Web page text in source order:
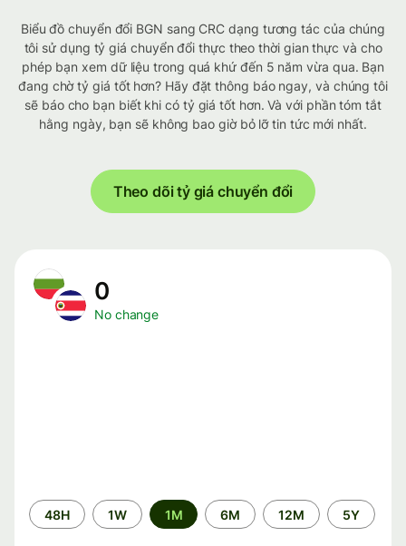
Biểu đồ chuyển đổi BGN sang CRC dạng tương tác của chúng
tôi sử dụng tỷ giá chuyển đổi thực theo thời gian thực và cho
phép bạn xem dữ liệu trong quá khứ đến 5 năm vừa qua. Bạn
đang chờ tỷ giá tốt hơn? Hãy đặt thông báo ngay, và chúng tôi
sẽ báo cho bạn biết khi có tỷ giá tốt hơn. Và với phần tóm tắt
hằng ngày, bạn sẽ không bao giờ bỏ lỡ tin tức mới nhất.
Theo dõi tỷ giá chuyển đổi
0
No change
Time
period
48H 1W 1M 6M 12M 5Y